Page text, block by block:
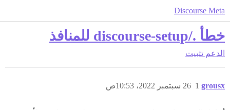
Discourse Meta
خطأ ./discourse-setup للمنافذ
الدعم تثبيت
grousx 26 سبتمبر 2022، 10:53ص 1